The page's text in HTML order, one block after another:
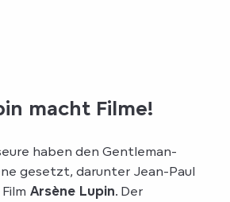
macht Filme!
haben den Gentleman-
gesetzt, darunter Jean-Paul
Arsène Lupin. Der